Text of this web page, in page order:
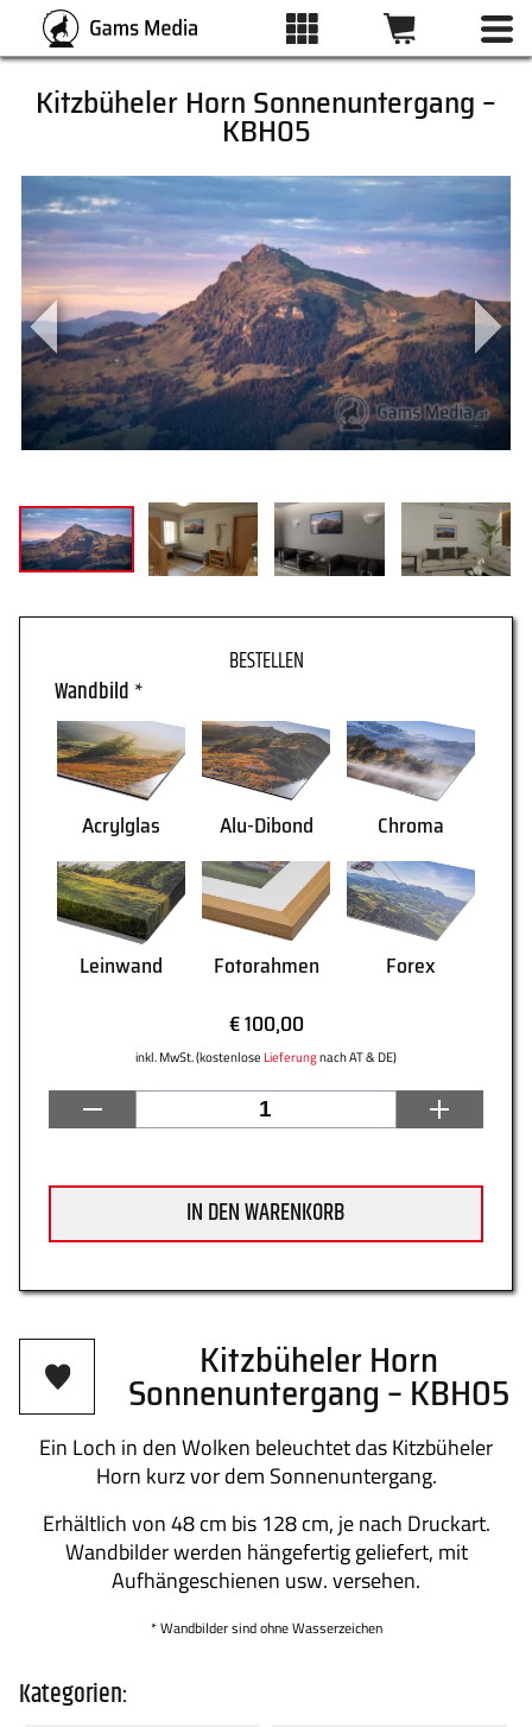
ALLE BILDER
KATEGORIEN
DRUCKARTEN
WUNSCHLISTE
ÜBER UNS
WARENKORB
Newsletter Über uns
Kitzbüheler Horn Sonnenuntergang –
KBH05
Wandbild *
Acrylglas Alu-Dibond Chroma
Leinwand Fotorahmen
Forex
€ 100,00
inkl. MwSt. (kostenlose Lieferungnach AT & DE)
IN DEN WARENKORB
Kitzbüheler Horn
Sonnenuntergang – KBH05
Ein Loch in den Wolken beleuchtet das Kitzbüheler
Horn kurz vor dem Sonnenuntergang.
Erhältlich von 48 cm bis 128 cm, je nach Druckart.
Wandbilder werden hängefertig geliefert, mit
Aufhängeschienen usw. versehen.
* Wandbilder sind ohne Wasserzeichen
Kategorien: